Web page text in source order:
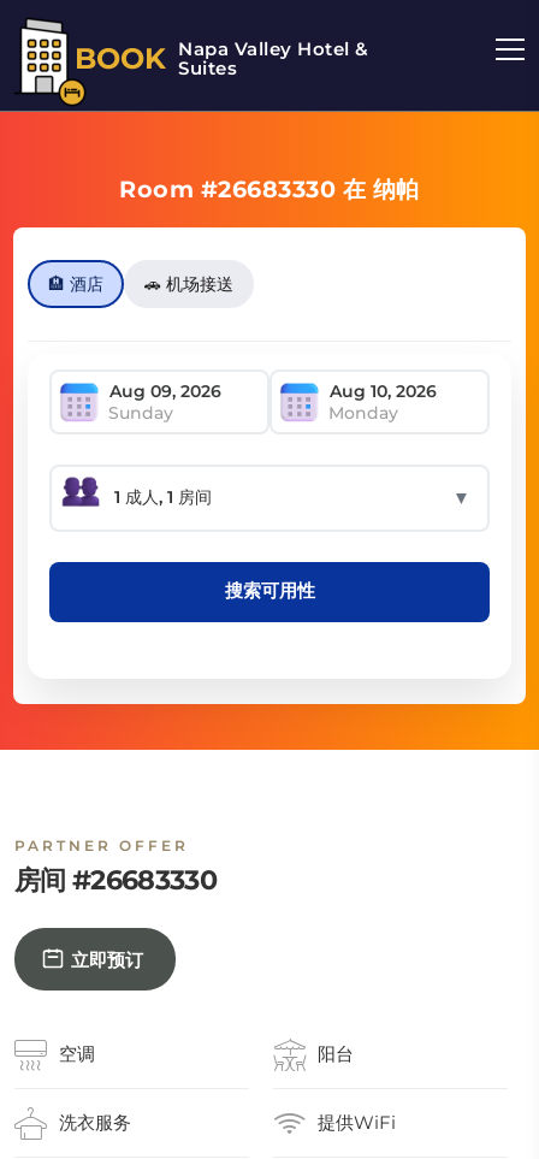
BOOK Napa Valley Hotel &
Suites
Room #26683330 在 纳帕
🏨 酒店 🚗 机场接送
Sunday Monday
▼
搜索可用性
PARTNER OFFER
房间 #26683330
立即预订
空调 阳台
洗衣服务 提供WiFi